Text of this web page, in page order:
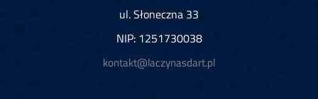
ul. Słoneczna 33
NIP: 1251730038
kontakt@laczynasdart.pl